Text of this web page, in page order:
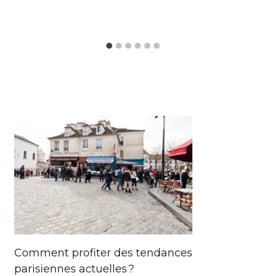
Comment profiter des tendances
parisiennes actuelles ?